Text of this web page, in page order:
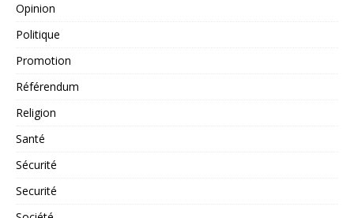
Opinion
Politique
Promotion
Référendum
Religion
Santé
Sécurité
Securité